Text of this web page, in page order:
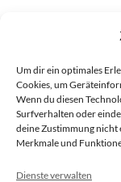
Um dir ein optimales
Cookies, um
Wenn du diesen
Surfverhalten oder
deine Zustimmung
Merkmale und
Dienste verwalten